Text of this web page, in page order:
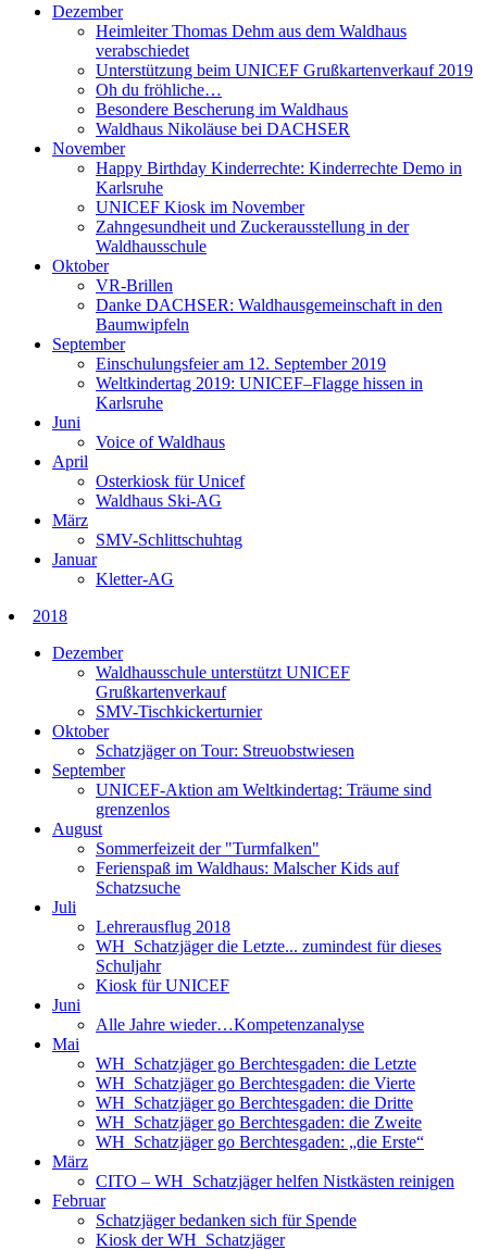
Dezember
Heimleiter Thomas Dehm aus dem Waldhaus
verabschiedet
Unterstützung beim UNICEF Grußkartenverkauf 2019
Oh du fröhliche…
Besondere Bescherung im Waldhaus
Waldhaus Nikoläuse bei DACHSER
November
Happy Birthday Kinderrechte: Kinderrechte Demo in
Karlsruhe
UNICEF Kiosk im November
Zahngesundheit und Zuckerausstellung in der
Waldhausschule
Oktober
VR-Brillen
Danke DACHSER: Waldhausgemeinschaft in den
Baumwipfeln
September
Einschulungsfeier am 12. September 2019
Weltkindertag 2019: UNICEF–Flagge hissen in
Karlsruhe
Juni
Voice of Waldhaus
April
Osterkiosk für Unicef
Waldhaus Ski-AG
März
SMV-Schlittschuhtag
Januar
Kletter-AG
2018
Dezember
Waldhausschule unterstützt UNICEF
Grußkartenverkauf
SMV-Tischkickerturnier
Oktober
Schatzjäger on Tour: Streuobstwiesen
September
UNICEF-Aktion am Weltkindertag: Träume sind
grenzenlos
August
Sommerfeizeit der "Turmfalken"
Ferienspaß im Waldhaus: Malscher Kids auf
Schatzsuche
Juli
Lehrerausflug 2018
WH_Schatzjäger die Letzte... zumindest für dieses
Schuljahr
Kiosk für UNICEF
Juni
Alle Jahre wieder…Kompetenzanalyse
Mai
WH_Schatzjäger go Berchtesgaden: die Letzte
WH_Schatzjäger go Berchtesgaden: die Vierte
WH_Schatzjäger go Berchtesgaden: die Dritte
WH_Schatzjäger go Berchtesgaden: die Zweite
WH_Schatzjäger go Berchtesgaden: „die Erste“
März
CITO – WH_Schatzjäger helfen Nistkästen reinigen
Februar
Schatzjäger bedanken sich für Spende
Kiosk der WH_Schatzjäger